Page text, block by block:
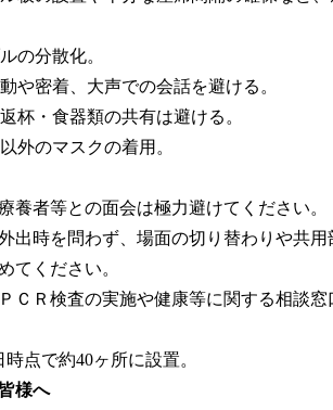
の分散化。
や密着、大声での会話を避ける。
杯・食器類の共有は避ける。
外のマスクの着用。
養者等との面会は極力避けてください。
出時を問わず、場面の切り替わりや共
てください。
ＣＲ検査の実施や健康等に関する相談
点で約40ヶ所に設置。
様へ